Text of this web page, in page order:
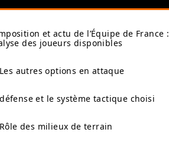
et actu de l’Équipe de France :
des joueurs disponibles
Les autres options en attaque
et le système tactique choisi
Rôle des milieux de terrain